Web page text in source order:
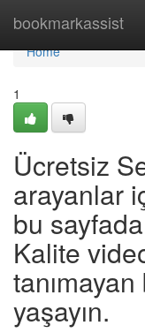
bookmarkassist
Home
Home
1
Ücretsiz
arayanlar
bu
Kalite
yaşayın.